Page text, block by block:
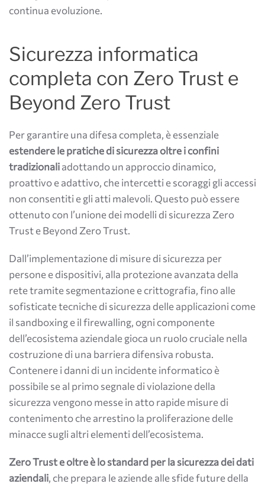
continua evoluzione.
Sicurezza informatica
completa con Zero Trust e
Beyond Zero Trust
Per garantire una difesa completa, è essenziale
estendere le pratiche di sicurezza oltre i confini
tradizionaliadottando un approccio dinamico,
proattivo e adattivo, che intercetti e scoraggi gli accessi
non consentiti e gli atti malevoli. Questo può essere
ottenuto con l’unione dei modelli di sicurezza Zero
Trust e Beyond Zero Trust.
Dall’implementazione di misure di sicurezza per
persone e dispositivi, alla protezione avanzata della
rete tramite segmentazione e crittografia, fino alle
sofisticate tecniche di sicurezza delle applicazioni come
il sandboxing e il firewalling, ogni componente
dell’ecosistema aziendale gioca un ruolo cruciale nella
costruzione di una barriera difensiva robusta.
Contenere i danni di un incidente informatico è
possibile se al primo segnale di violazione della
sicurezza vengono messe in atto rapide misure di
contenimento che arrestino la proliferazione delle
minacce sugli altri elementi dell’ecosistema.
Zero Trust e oltre è lo standard per la sicurezza dei dati
aziendali, che prepara le aziende alle sfide future della